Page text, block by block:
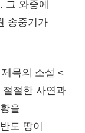
그 와중에
송중기가
목의 소설 <
절한 사연과
을
도 땅이